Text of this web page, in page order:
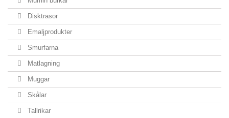
Disktrasor
Emaljprodukter
Smurfarna
Matlagning
Muggar
Skålar
Tallrikar